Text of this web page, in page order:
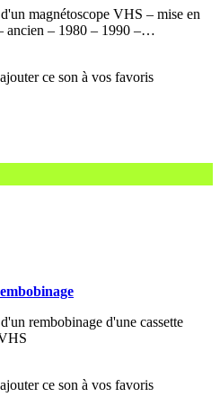
magnétoscope VHS – mise en
ancien – 1980 – 1990 –…
rembobinage d'une cassette